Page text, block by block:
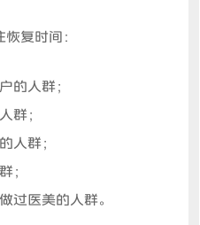
复时间：
的人群；
群；
人群；
；
过医美的人群。